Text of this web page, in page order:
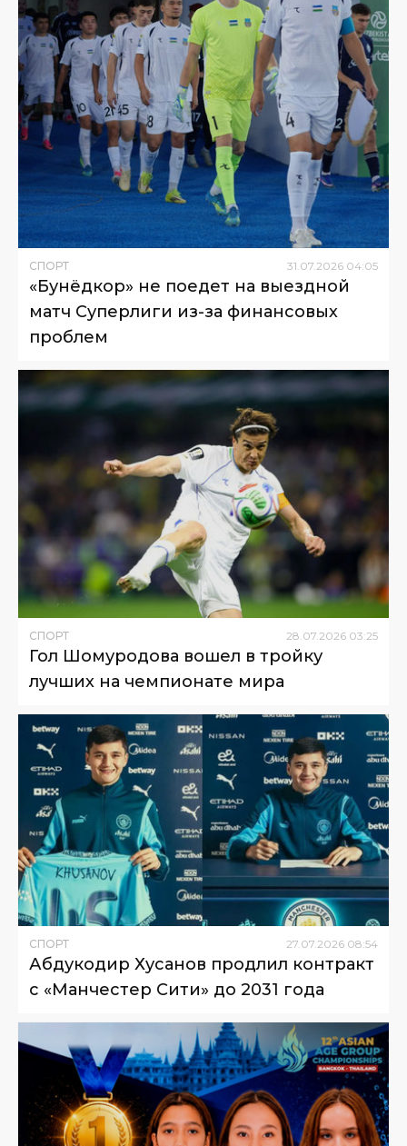
СПОРТ 31.07.2026 04:05
«Бунёдкор» не поедет на выездной
матч Суперлиги из-за финансовых
проблем
СПОРТ 28 07 2026 03:25
Гол Шомуродова вошел в тройку
лучших на чемпионате мира
СПОРТ 27.07.2026 08:54
Абдукодир Хусанов продлил контракт
с «Манчестер Сити» до 2031 года